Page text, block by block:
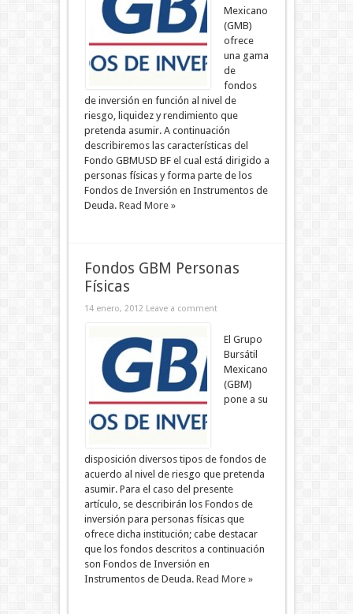
Mexicano
(GMB)
ofrece
una gama
de
fondos
de inversión en función al nivel de
riesgo, liquidez y rendimiento que
pretenda asumir. A continuación
describiremos las características del
Fondo GBMUSD BF el cual está dirigido a
personas físicas y forma parte de los
Fondos de Inversión en Instrumentos de
Deuda. Read More »
Fondos GBM Personas
Físicas
14 enero, 2012 Leave a comment
El Grupo
Bursátil
Mexicano
(GBM)
pone a su
disposición diversos tipos de fondos de
acuerdo al nivel de riesgo que pretenda
asumir. Para el caso del presente
artículo, se describirán los Fondos de
inversión para personas físicas que
ofrece dicha institución; cabe destacar
que los fondos descritos a continuación
son Fondos de Inversión en
Instrumentos de Deuda. Read More »